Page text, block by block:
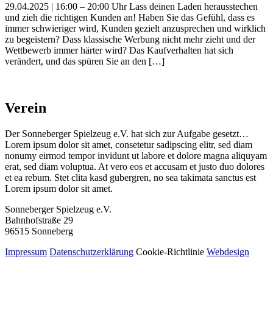
29.04.2025 | 16:00 – 20:00 Uhr Lass deinen Laden herausstechen
und zieh die richtigen Kunden an! Haben Sie das Gefühl, dass es
immer schwieriger wird, Kunden gezielt anzusprechen und wirklich
zu begeistern? Dass klassische Werbung nicht mehr zieht und der
Wettbewerb immer härter wird? Das Kaufverhalten hat sich
verändert, und das spüren Sie an den […]
Verein
Der Sonneberger Spielzeug e.V. hat sich zur Aufgabe gesetzt…
Lorem ipsum dolor sit amet, consetetur sadipscing elitr, sed diam
nonumy eirmod tempor invidunt ut labore et dolore magna aliquyam
erat, sed diam voluptua. At vero eos et accusam et justo duo dolores
et ea rebum. Stet clita kasd gubergren, no sea takimata sanctus est
Lorem ipsum dolor sit amet.
Sonneberger Spielzeug e.V.
Bahnhofstraße 29
96515 Sonneberg
Impressum Datenschutzerklärung Cookie-Richtlinie Webdesign